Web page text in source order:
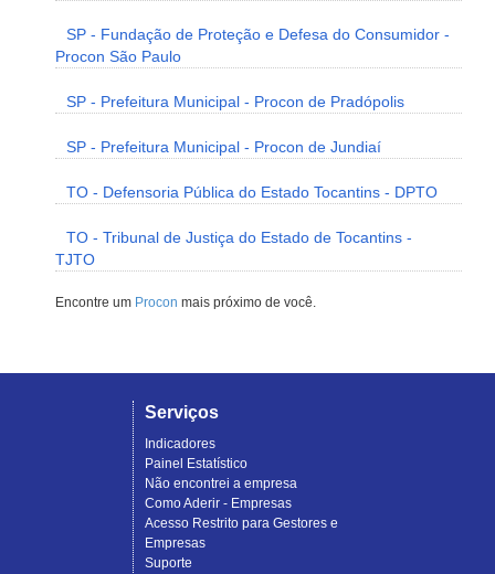
SP - Fundação de Proteção e Defesa do Consumidor -
Procon São Paulo
SP - Prefeitura Municipal - Procon de Pradópolis
SP - Prefeitura Municipal - Procon de Jundiaí
TO - Defensoria Pública do Estado Tocantins - DPTO
TO - Tribunal de Justiça do Estado de Tocantins -
TJTO
Encontre um Procon mais próximo de você.
Serviços
Indicadores
Painel Estatístico
Não encontrei a empresa
Como Aderir - Empresas
Acesso Restrito para Gestores e
Empresas
Suporte